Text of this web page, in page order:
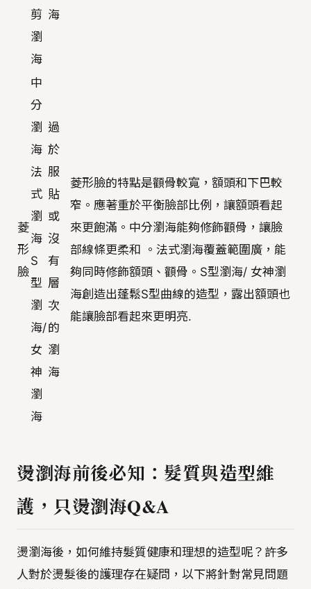
剪
瀏
海
海
菱
形
臉
中
分
瀏
海
法
式
瀏
海
S
型
瀏
海/
女
神
瀏
海
過
於
服
貼
或
沒
有
層
次
的
瀏
海
菱形臉的特點是顴骨較寬，額頭和下巴較
窄。應著重於平衡臉部比例，讓額頭看起
來更飽滿。中分瀏海能夠修飾顴骨，讓臉
部線條更柔和 。法式瀏海覆蓋範圍廣，能
夠同時修飾額頭、顴骨。S型瀏海/ 女神瀏
海創造出蓬鬆S型曲線的造型，露出額頭也
能讓臉部看起來更明亮.
燙瀏海前後必知：髮質與造型維
護，只燙瀏海Q&A
燙瀏海後，如何維持髮質健康和理想的造型呢？許多
人對於燙髮後的護理存在疑問，以下將針對常見問題